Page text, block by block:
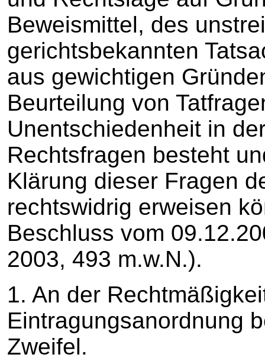
Beweismittel, des
gerichtsbekannten
aus gewichtigen
Beurteilung von
Unentschiedenheit in
Rechtsfragen besteht
Klärung dieser Fragen
rechtswidrig erweisen
Beschluss vom
2003, 493 m.w.N.).
1. An der
Eintragungsanordnung
Zweifel.